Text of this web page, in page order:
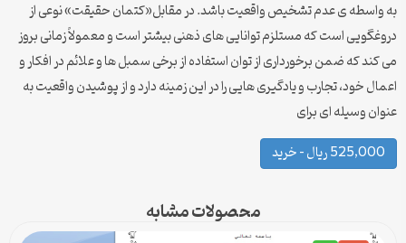
به واسطه ی عدم تشخیص واقعیت باشد. در مقابل«کتمان حقیقت» نوعی از
دروغگویی است که مستلزم توانایی های ذهنی بیشتر است و معمولاً زمانی بروز
می کند که ضمن برخورداری از توان استفاده از برخی سمبل ها و علائم در افکار و
اعمال خود، تجارب و یادگیری هایی را در این زمینه دارد و از پوشیدن واقعیت به
عنوان وسیله ای برای
525,000 ریال – خرید
محصولات مشابه